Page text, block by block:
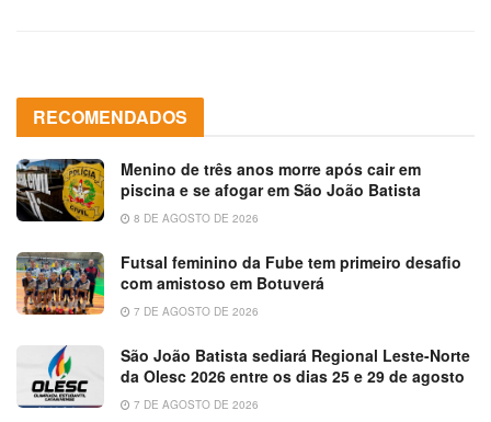
RECOMENDADOS
Menino de três anos morre após cair em
piscina e se afogar em São João Batista
8 DE AGOSTO DE 2026
Futsal feminino da Fube tem primeiro desafio
com amistoso em Botuverá
7 DE AGOSTO DE 2026
São João Batista sediará Regional Leste-Norte
da Olesc 2026 entre os dias 25 e 29 de agosto
7 DE AGOSTO DE 2026